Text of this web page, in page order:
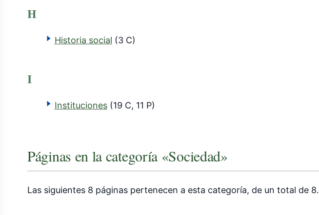
H
Historia social (3 C)
I
Instituciones (19 C, 11 P)
Páginas en la categoría «Sociedad»
Las siguientes 8 páginas pertenecen a esta categoría, de un total de 8.